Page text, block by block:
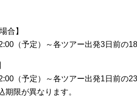
合】
（予定）～各ツアー出発3日前の
（予定）～各ツアー出発1日前の
限が異なります。